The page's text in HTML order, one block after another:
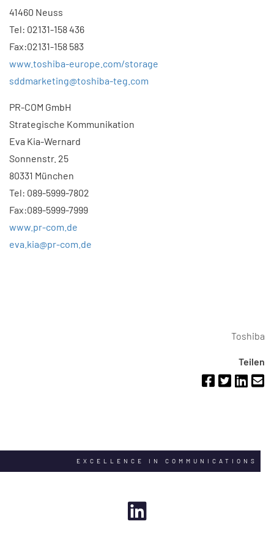
41460 Neuss
Tel: 02131-158 436
Fax:02131-158 583
www.toshiba-europe.com/storage
sddmarketing@toshiba-teg.com
PR-COM GmbH
Strategische Kommunikation
Eva Kia-Wernard
Sonnenstr. 25
80331 München
Tel: 089-5999-7802
Fax:089-5999-7999
www.pr-com.de
eva.kia@pr-com.de
Toshiba
Teilen
EXCELLENCE IN COMMUNICATIONS